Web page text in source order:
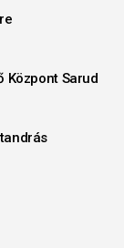
Központ Sarud